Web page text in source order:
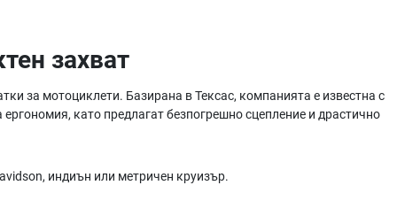
захват
за мотоциклети. Базирана в Тексас, компанията е известна с
като предлагат безпогрешно сцепление и драстично
индиън или метричен круизър.